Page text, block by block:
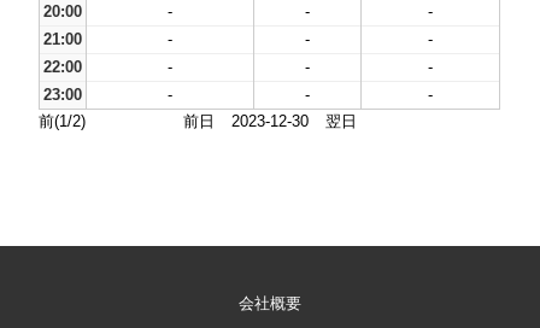
20:00
- -
-
21:00
- -
-
22:00
- -
-
23:00
- -
-
前(1/2)
前日 2023-12-30 翌日
会社概要